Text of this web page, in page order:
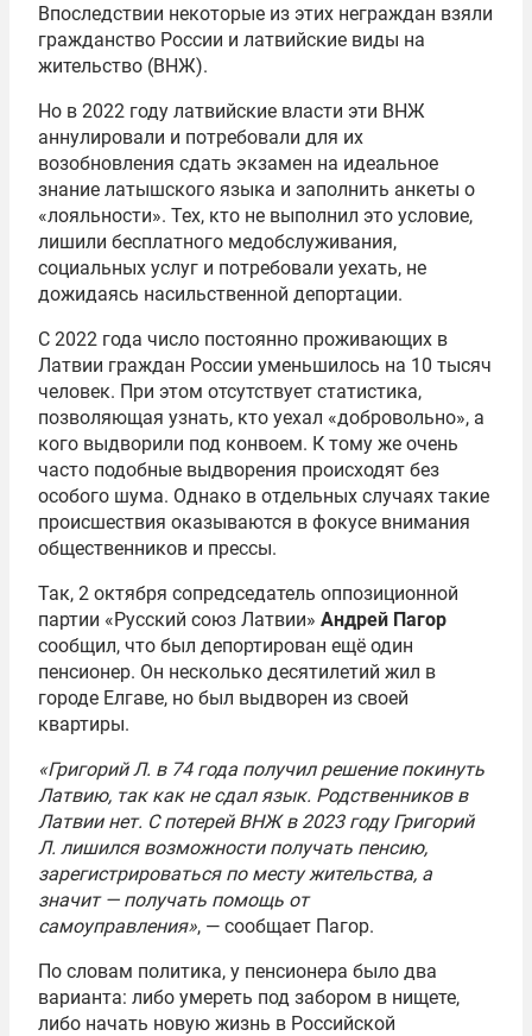
Впоследствии некоторые из этих неграждан взяли
гражданство России и латвийские виды на
жительство (ВНЖ).
Но в 2022 году латвийские власти эти ВНЖ
аннулировали и потребовали для их
возобновления сдать экзамен на идеальное
знание латышского языка и заполнить анкеты о
«лояльности». Тех, кто не выполнил это условие,
лишили бесплатного медобслуживания,
социальных услуг и потребовали уехать, не
дожидаясь насильственной депортации.
С 2022 года число постоянно проживающих в
Латвии граждан России уменьшилось на 10 тысяч
человек. При этом отсутствует статистика,
позволяющая узнать, кто уехал «добровольно», а
кого выдворили под конвоем. К тому же очень
часто подобные выдворения происходят без
особого шума. Однако в отдельных случаях такие
происшествия оказываются в фокусе внимания
общественников и прессы.
Так, 2 октября сопредседатель оппозиционной
партии «Русский союз Латвии» Андрей Пагор
сообщил, что был депортирован ещё один
пенсионер. Он несколько десятилетий жил в
городе Елгаве, но был выдворен из своей
квартиры.
«Григорий Л. в 74 года получил решение покинуть
Латвию, так как не сдал язык. Родственников в
Латвии нет. С потерей ВНЖ в 2023 году Григорий
Л. лишился возможности получать пенсию,
зарегистрироваться по месту жительства, а
значит — получать помощь от
самоуправления», — сообщает Пагор.
По словам политика, у пенсионера было два
варианта: либо умереть под забором в нищете,
либо начать новую жизнь в Российской